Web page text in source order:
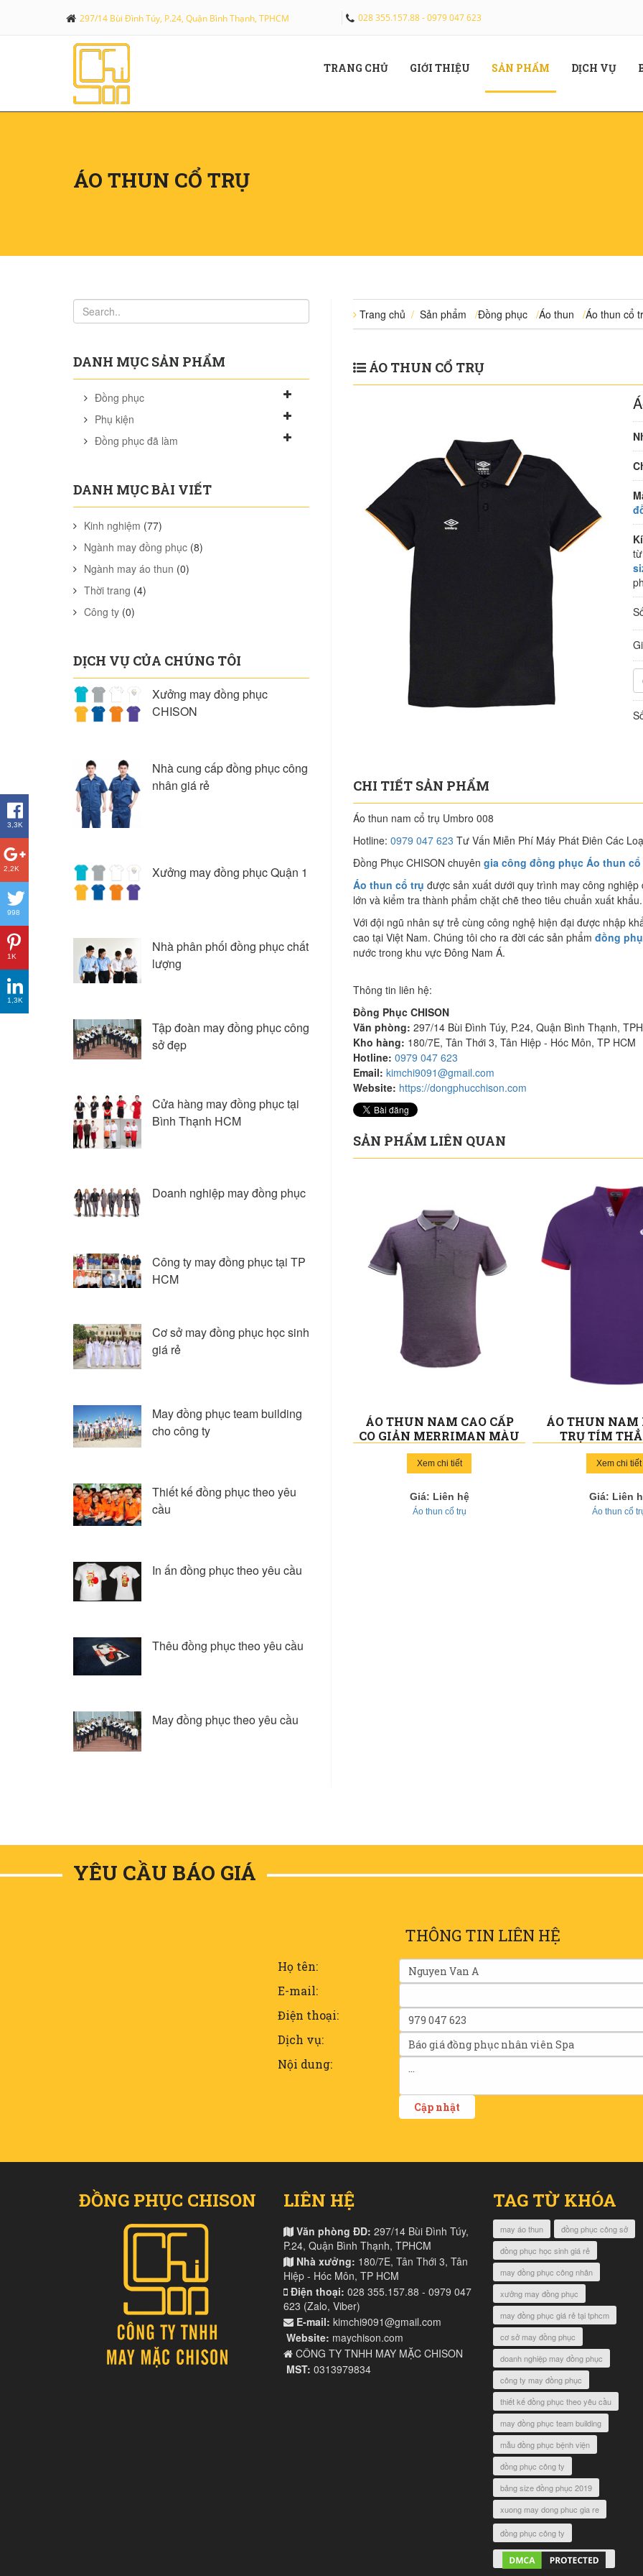
297/14 Bùi Đình Túy, P.24, Quận Bình Thạnh, TPHCM 028 355.157.88 - 0979 047 623
TRANG CHỦ(CURRENT)
GIỚI THIỆU (CURRENT)
SẢN PHẨM (CURRENT)
DỊCH VỤ
ÁO THUN CỔ TRỤ
DANH MỤC SẢN PHẨM
Đồng phục
Phụ kiện
Đồng phục đã làm
DANH MỤC BÀI VIẾT
Kinh nghiệm (77)
Ngành may đồng phục (8)
Ngành may áo thun (0)
Thời trang (4)
Công ty (0)
DỊCH VỤ CỦA CHÚNG TÔI
Xưởng may đồng phục
CHISON
Nhà cung cấp đồng phục công
nhân giá rẻ
Xưởng may đồng phục Quận 1
Nhà phân phối đồng phục chất
lượng
Tập đoàn may đồng phục công
sở đẹp
Cửa hàng may đồng phục tại
Bình Thạnh HCM
Doanh nghiệp may đồng phục
Công ty may đồng phục tại TP
HCM
Cơ sở may đồng phục học sinh
giá rẻ
May đồng phục team building
cho công ty
Thiết kế đồng phục theo yêu
cầu
In ấn đồng phục theo yêu cầu
Thêu đồng phục theo yêu cầu
May đồng phục theo yêu cầu
Trang chủ / Sản phẩm /Đồng phục /Áo thun /Áo thun cổ
ÁO THUN CỔ TRỤ
CHI TIẾT SẢN PHẨM
Áo thun nam cổ trụ Umbro 008
Hotline: 0979 047 623 Tư Vấn Miễn Phí Máy Phát Điên Các
Đồng Phục CHISON chuyên gia công đồng phục Áo thun
Áo thun cổ trụ được sản xuất dưới quy trình may công
lớn và kiểm tra thành phẩm chặt chẽ theo tiêu chuẩn xuất khẩu.
Với đội ngũ nhân sự trẻ cùng công nghệ hiện đại được nhập
cao tại Việt Nam. Chúng tôi cho ra đời các sản phẩm đồng
nước trong khu vực Đông Nam Á.
Thông tin liên hệ:
Đồng Phục CHISON
Văn phòng: 297/14 Bùi Đình Túy, P.24, Quận Bình Thạnh,
Kho hàng: 180/7E, Tân Thới 3, Tân Hiệp - Hóc Môn, TP HCM
Hotline: 0979 047 623
Email: kimchi9091@gmail.com
Website: https://dongphucchison.com
SẢN PHẨM LIÊN QUAN
ÁO THUN NAM CAO CẤP
CO GIẢN MERRIMAN MÀU
NHO 011
Xem chi tiết
Giá: Liên hệ
Áo thun cổ trụ
ÁO THUN NAM
TRỤ TÍM
Xem chi tiết
Giá: Liên
Áo thun cổ
YÊU CẦU BÁO GIÁ
THÔNG TIN LIÊN HỆ
Họ tên:
E-mail:
Điện thoại:
Dịch vụ:
Nội dung:
ĐỒNG PHỤC CHISON LIÊN HỆ
Văn phòng ĐD: 297/14 Bùi Đình Túy,
P.24, Quận Bình Thạnh, TPHCM
Nhà xưởng: 180/7E, Tân Thới 3, Tân
Hiệp - Hóc Môn, TP HCM
Điện thoại: 028 355.157.88 - 0979 047
623 (Zalo, Viber)
E-mail: kimchi9091@gmail.com
Website: maychison.com
CÔNG TY TNHH MAY MẶC CHISON
MST: 0313979834
TAG TỪ KHÓA
may áo thun
đồng phục công sở
đồng phục học sinh giá rẻ
may đồng phục công nhân
xưởng may đồng phục
may đồng phục giá rẻ tại tphcm
cơ sở may đồng phục
doanh nghiệp may đồng phục
công ty may đồng phục
thiết kế đồng phục theo yêu cầu
may đồng phục team building
mẫu đồng phục bệnh viện
đồng phục công ty
bảng size đồng phục 2019
xuong may dong phuc gia re
đồng phục công ty
3,3K
2,2K
998
1K
1,3K